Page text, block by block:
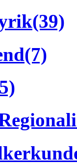
(39)
(7)